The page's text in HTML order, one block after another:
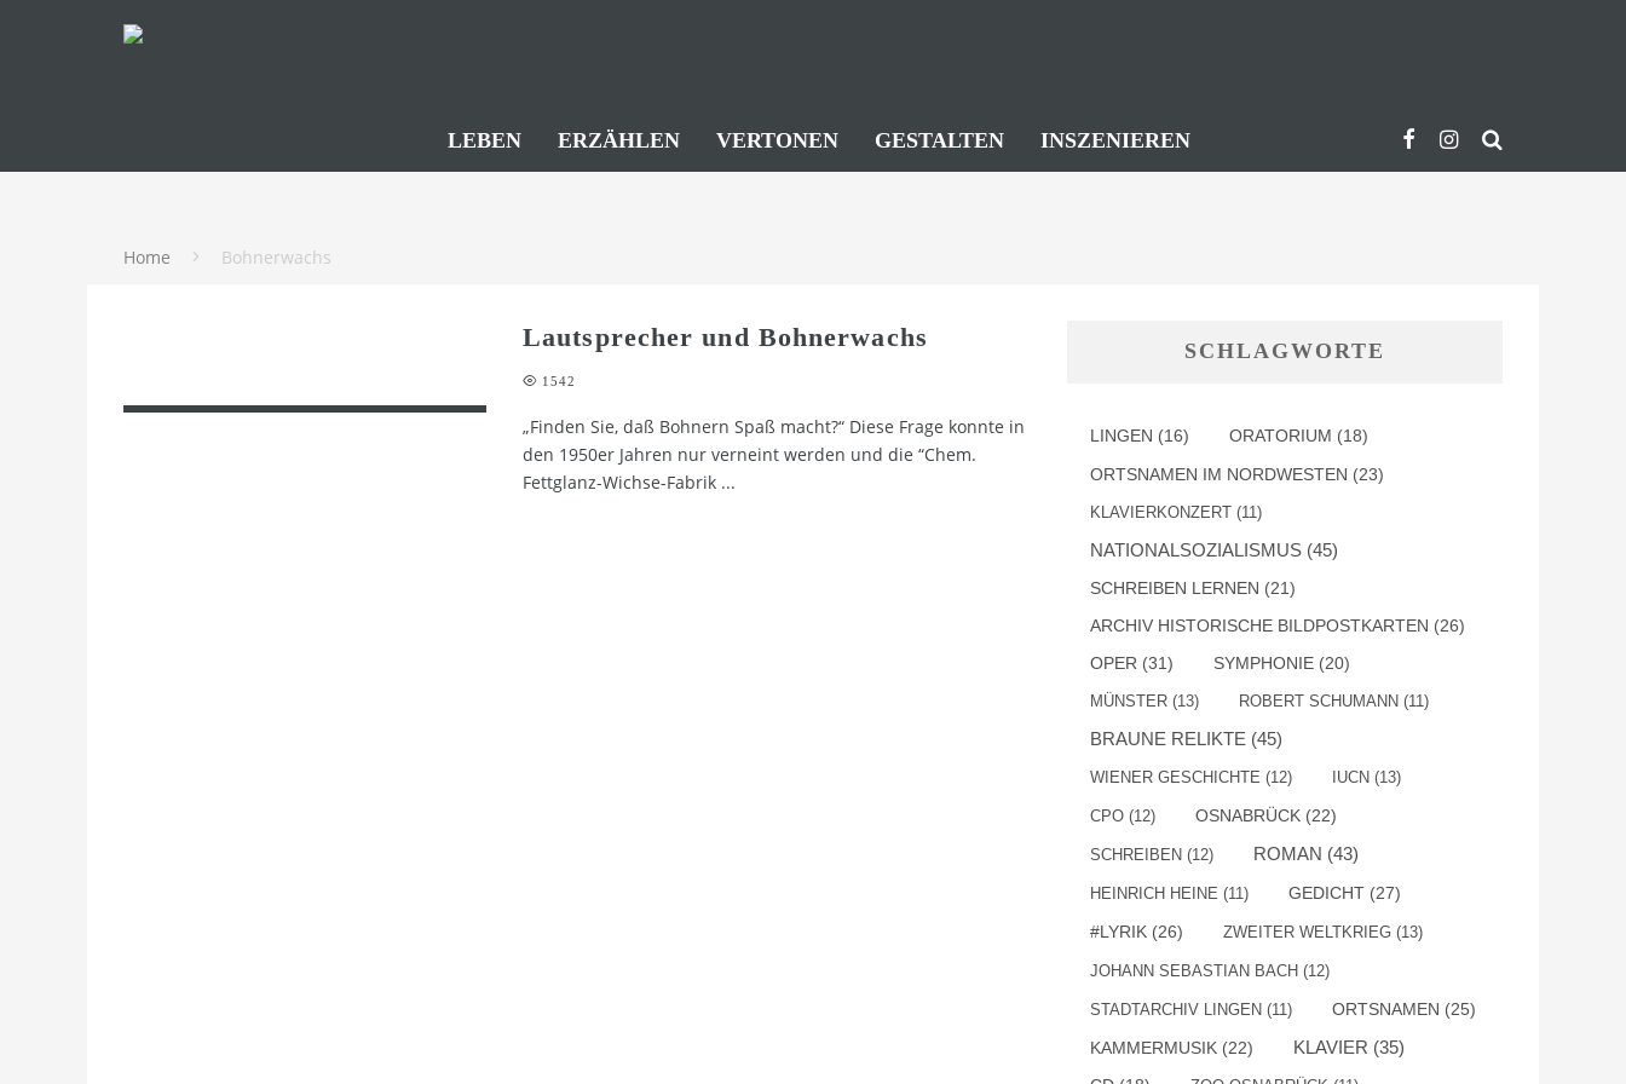
LEBEN ERZÄHLEN VERTONEN GESTALTEN INSZENIEREN
Home Bohnerwachs
Lautsprecher und Bohnerwachs
1542
„Finden Sie, daß Bohnern Spaß macht?“ Diese Frage konnte in
den 1950er Jahren nur verneint werden und die “Chem.
Fettglanz-Wichse-Fabrik ...
SCHLAGWORTE
LINGEN (16) ORATORIUM (18)
ORTSNAMEN IM NORDWESTEN (23)
KLAVIERKONZERT (11)
NATIONALSOZIALISMUS (45)
SCHREIBEN LERNEN (21)
ARCHIV HISTORISCHE BILDPOSTKARTEN (26)
OPER (31) SYMPHONIE (20)
MÜNSTER (13) ROBERT SCHUMANN (11)
BRAUNE RELIKTE (45)
WIENER GESCHICHTE (12) IUCN (13)
CPO (12) OSNABRÜCK (22)
SCHREIBEN (12) ROMAN (43)
HEINRICH HEINE (11) GEDICHT (27)
#LYRIK (26) ZWEITER WELTKRIEG (13)
JOHANN SEBASTIAN BACH (12)
STADTARCHIV LINGEN (11) ORTSNAMEN (25)
KAMMERMUSIK (22) KLAVIER (35)